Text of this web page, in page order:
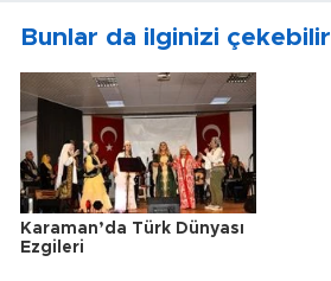
Bunlar da ilginizi çekebilir
Karaman’da Türk Dünyası
Ezgileri